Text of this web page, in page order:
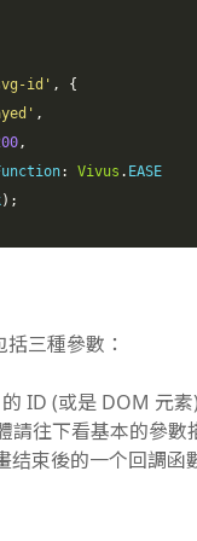
id' ,
{
,
,
: Vivus . EASE
);
三種參數：
ID (或是 DOM 元素)
請往下看基本的參數
结束後的一个回調函